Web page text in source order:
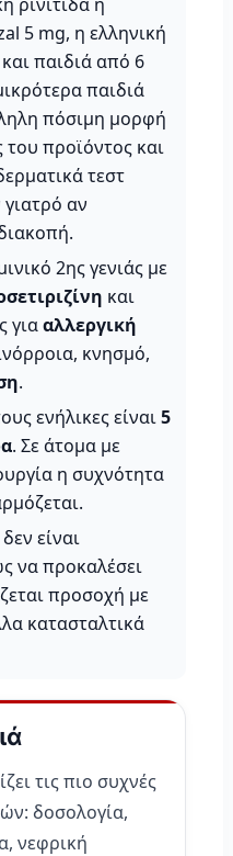
5 mg, η ελληνική
παιδιά από 6
παιδιά
πόσιμη μορφή
προϊόντος και
τεστ
αν
2ης γενιάς με
και
γιααλλεργική
κνησμό,
.
ενήλικες είναι5
. Σε άτομα με
η συχνότητα
είναι
να προκαλέσει
προσοχή με
κατασταλτικά
τις πιο συχνές
δοσολογία,
νεφρική